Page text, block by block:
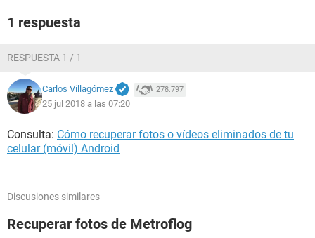
1 respuesta
RESPUESTA 1 / 1
Carlos Villagómez 278.797
25 jul 2018 a las 07:20
Consulta: Cómo recuperar fotos o vídeos eliminados de tu
celular (móvil) Android
Discusiones similares
Recuperar fotos de Metroflog